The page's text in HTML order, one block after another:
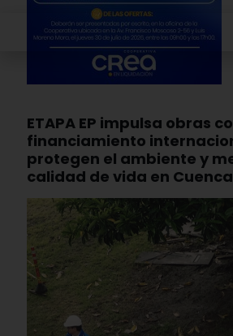
ETAPA EP impulsa obras
financiamiento
protegen el ambiente y
calidad de vida en